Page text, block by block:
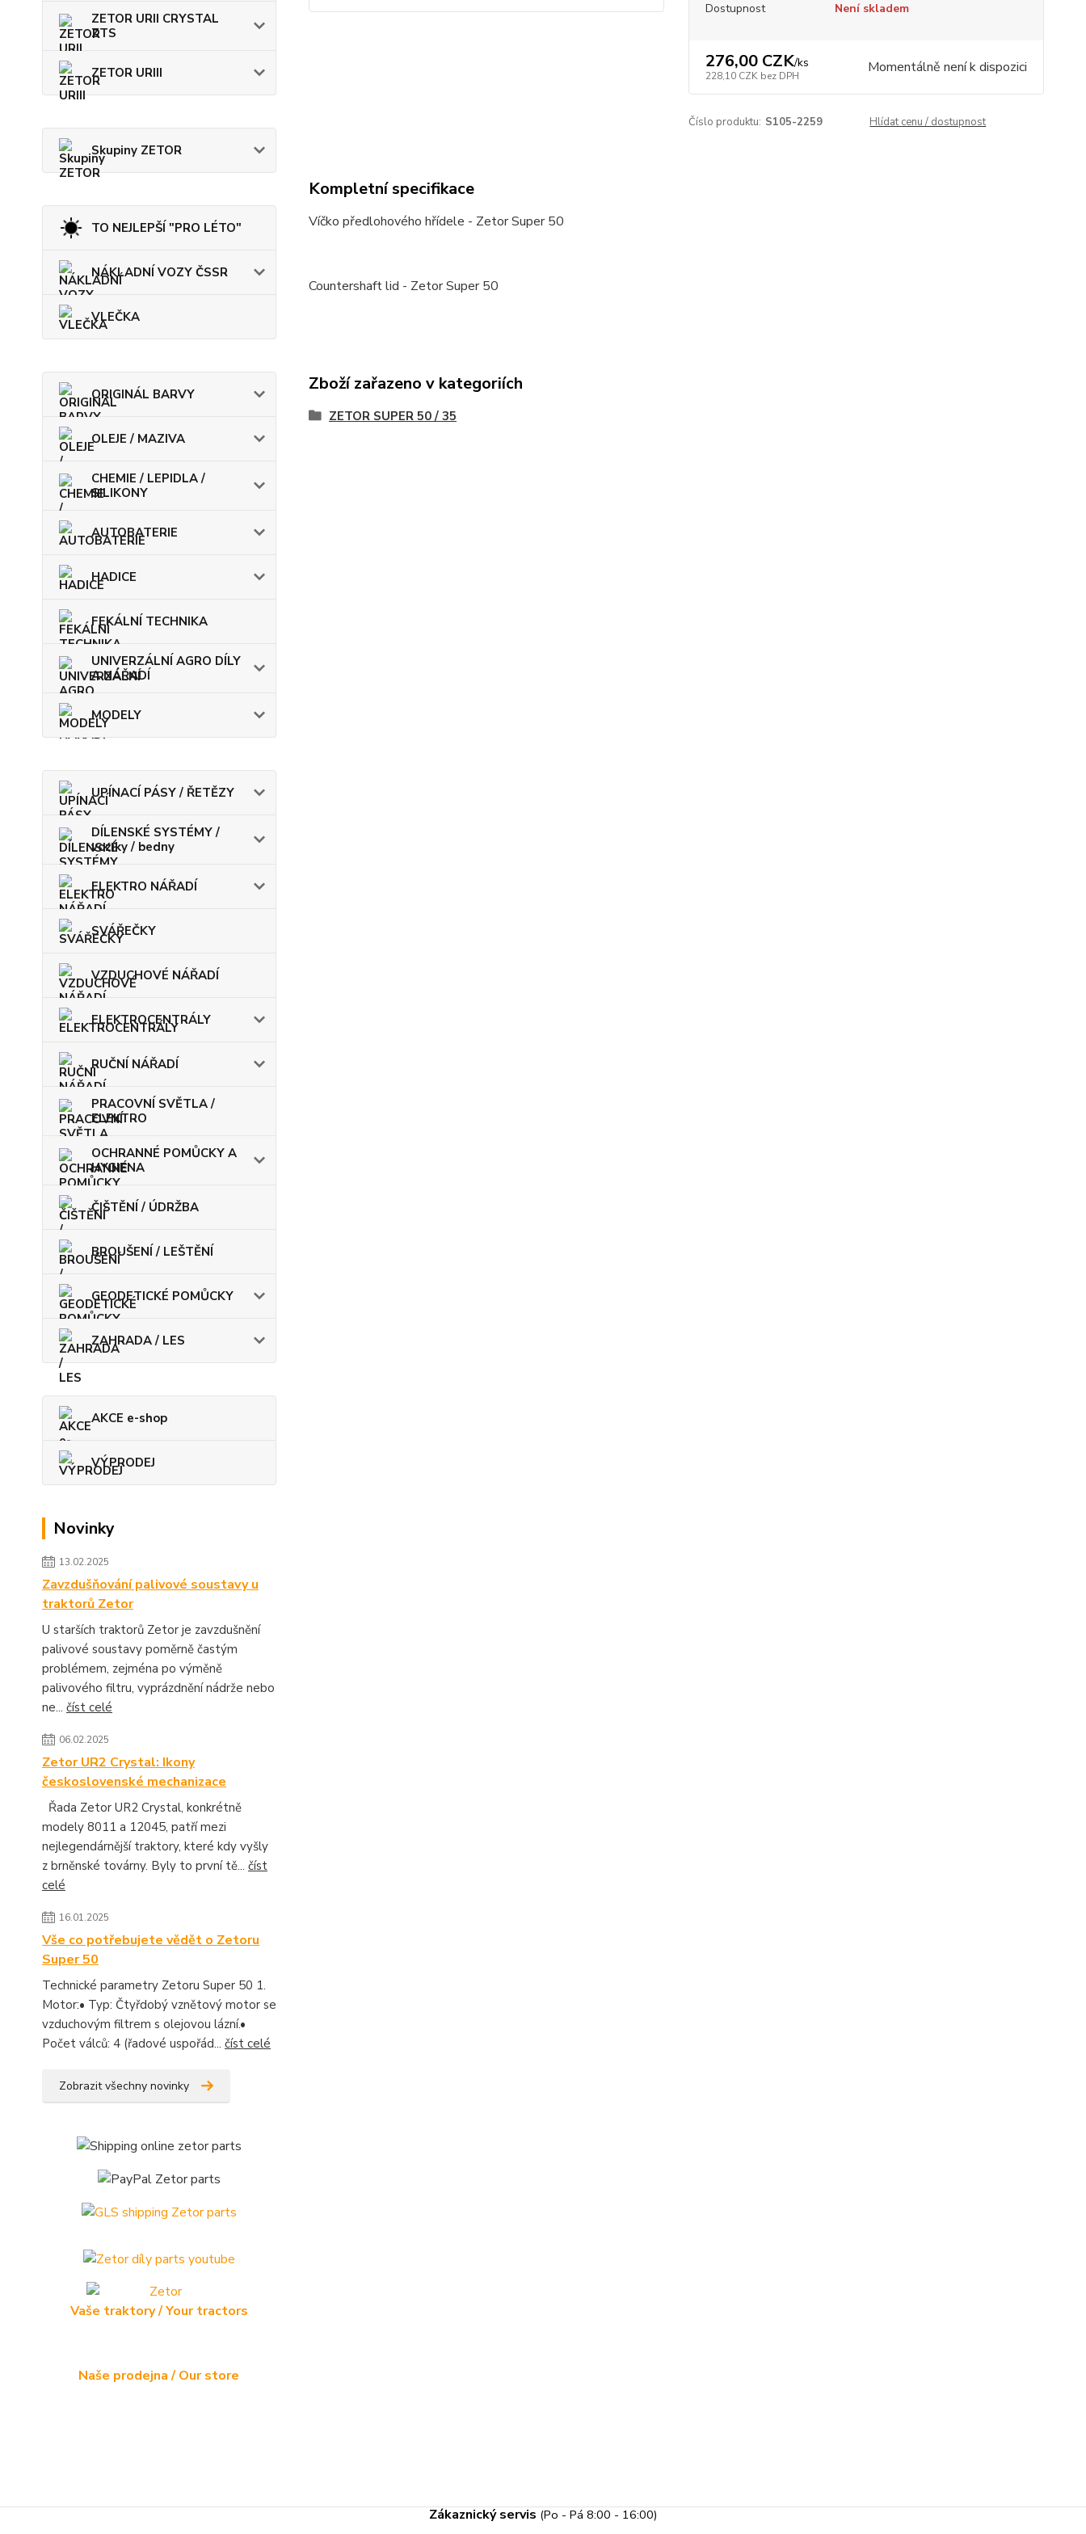
ZETOR URII CRYSTAL
ZTS
ZETOR URIII
Skupiny ZETOR
TO NEJLEPŠÍ "PRO LÉTO"
NÁKLADNÍ VOZY ČSSR
VLEČKA
ORIGINÁL BARVY
OLEJE / MAZIVA
CHEMIE / LEPIDLA /
SILIKONY
AUTOBATERIE
HADICE
FEKÁLNÍ TECHNIKA
UNIVERZÁLNÍ AGRO DÍLY
A NÁŘADÍ
MODELY
UPÍNACÍ PÁSY / ŘETĚZY
DÍLENSKÉ SYSTÉMY /
vozíky / bedny
ELEKTRO NÁŘADÍ
SVÁŘEČKY
VZDUCHOVÉ NÁŘADÍ
ELEKTROCENTRÁLY
RUČNÍ NÁŘADÍ
PRACOVNÍ SVĚTLA /
ELEKTRO
OCHRANNÉ POMŮCKY A
HYGIENA
ČIŠTĚNÍ / ÚDRŽBA
BROUŠENÍ / LEŠTĚNÍ
GEODETICKÉ POMŮCKY
ZAHRADA / LES
AKCE e-shop
VÝPRODEJ
Novinky
13.02.2025
Zavzdušňování palivové soustavy u
traktorů Zetor
U starších traktorů Zetor je zavzdušnění
palivové soustavy poměrně častým
problémem, zejména po výměně
palivového filtru, vyprázdnění nádrže nebo
ne... číst celé
06.02.2025
Zetor UR2 Crystal: Ikony
československé mechanizace
Řada Zetor UR2 Crystal, konkrétně
modely 8011 a 12045, patří mezi
nejlegendárnější traktory, které kdy vyšly
z brněnské továrny. Byly to první tě... číst
celé
16.01.2025
Vše co potřebujete vědět o Zetoru
Super 50
Technické parametry Zetoru Super 50 1.
Motor:• Typ: Čtyřdobý vznětový motor se
vzduchovým filtrem s olejovou lázní.•
Počet válců: 4 (řadové uspořád... číst celé
Zobrazit všechny novinky
Vaše traktory / Your tractors
Naše prodejna / Our store
Dostupnost Není skladem
276,00 CZK/ks
228,10 CZK bez DPH Momentálně není k dispozici
Číslo produktu: S105-2259 Hlídat cenu / dostupnost
Kompletní specifikace
Víčko předlohového hřídele - Zetor Super 50
Countershaft lid - Zetor Super 50
Zboží zařazeno v kategoriích
ZETOR SUPER 50 / 35
Zákaznický servis (Po - Pá 8:00 - 16:00)